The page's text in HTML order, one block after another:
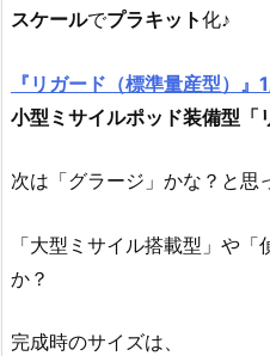
スケールでプラキット化♪
『リガード（標準量産型）
小型ミサイルポッド装備型「
次は「グラージ」かな？と思
「大型ミサイル搭載型」や
か？
完成時のサイズは、